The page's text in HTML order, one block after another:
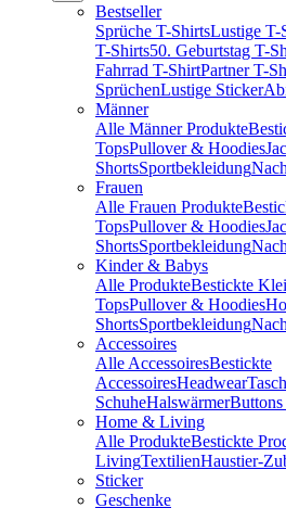
Bestseller
Sprüche T-ShirtsLustige T-
T-Shirts50. Geburtstag T-
Fahrrad T-ShirtPartner T-
SprüchenLustige Sticker
Männer
Alle Männer Produkte
TopsPullover & Hoodies
ShortsSportbekleidung
Frauen
Alle Frauen Produkte
TopsPullover & Hoodies
ShortsSportbekleidung
Kinder & Babys
Alle ProdukteBestickte
TopsPullover & Hoodies
ShortsSportbekleidung
Accessoires
Alle AccessoiresBestickte
AccessoiresHeadwear
SchuheHalswärmer
Home & Living
Alle ProdukteBestickte
LivingTextilienHaustier-
Sticker
Geschenke